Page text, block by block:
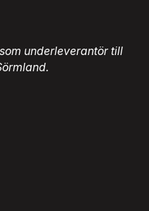
underleverantör till